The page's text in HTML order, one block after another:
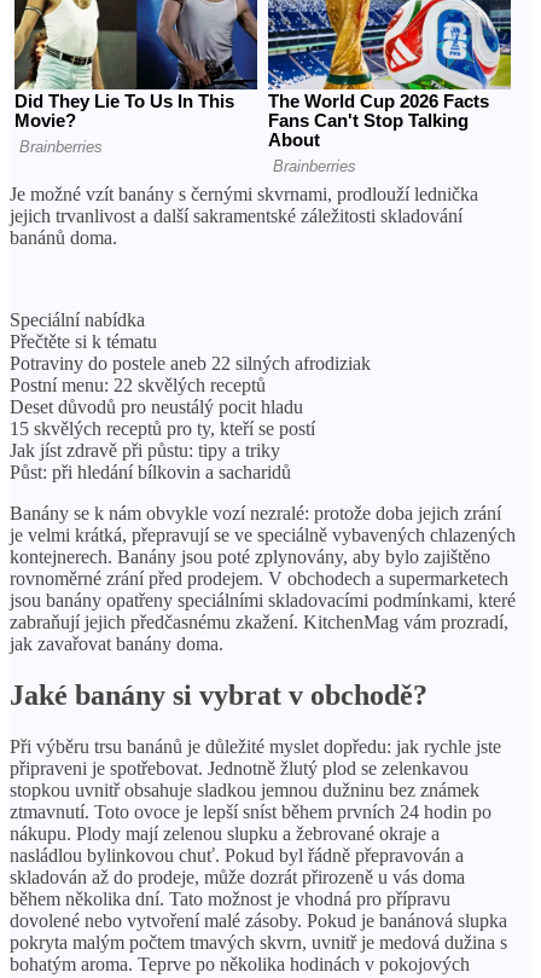
Je možné vzít banány s černými skvrnami, prodlouží lednička
jejich trvanlivost a další sakramentské záležitosti skladování
banánů doma.
Speciální nabídka
Přečtěte si k tématu
Potraviny do postele aneb 22 silných afrodiziak
Postní menu: 22 skvělých receptů
Deset důvodů pro neustálý pocit hladu
15 skvělých receptů pro ty, kteří se postí
Jak jíst zdravě při půstu: tipy a triky
Půst: při hledání bílkovin a sacharidů
Banány se k nám obvykle vozí nezralé: protože doba jejich zrání
je velmi krátká, přepravují se ve speciálně vybavených chlazených
kontejnerech. Banány jsou poté zplynovány, aby bylo zajištěno
rovnoměrné zrání před prodejem. V obchodech a supermarketech
jsou banány opatřeny speciálními skladovacími podmínkami, které
zabraňují jejich předčasnému zkažení. KitchenMag vám prozradí,
jak zavařovat banány doma.
Jaké banány si vybrat v obchodě?
Při výběru trsu banánů je důležité myslet dopředu: jak rychle jste
připraveni je spotřebovat. Jednotně žlutý plod se zelenkavou
stopkou uvnitř obsahuje sladkou jemnou dužninu bez známek
ztmavnutí. Toto ovoce je lepší sníst během prvních 24 hodin po
nákupu. Plody mají zelenou slupku a žebrované okraje a
nasládlou bylinkovou chuť. Pokud byl řádně přepravován a
skladován až do prodeje, může dozrát přirozeně u vás doma
během několika dní. Tato možnost je vhodná pro přípravu
dovolené nebo vytvoření malé zásoby. Pokud je banánová slupka
pokryta malým počtem tmavých skvrn, uvnitř je medová dužina s
bohatým aroma. Teprve po několika hodinách v pokojových